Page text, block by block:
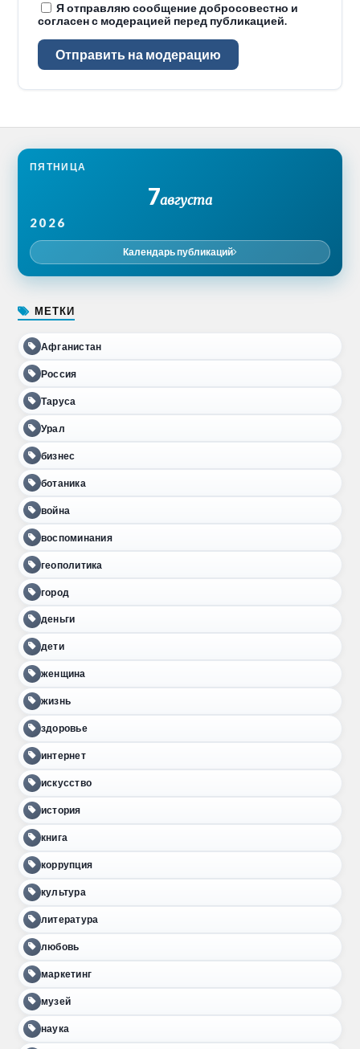
Я отправляю сообщение добросовестно и
согласен с модерацией перед публикацией.
Отправить на модерацию
ПЯТНИЦА
7августа
2026
Календарь публикаций
МЕТКИ
Афганистан
Россия
Таруса
Урал
бизнес
ботаника
война
воспоминания
геополитика
город
деньги
дети
женщина
жизнь
здоровье
интернет
искусство
история
книга
коррупция
культура
литература
любовь
маркетинг
музей
наука